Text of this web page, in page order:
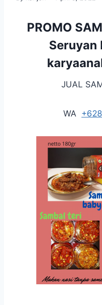
PROMO
Seruyan
JUAL
WA